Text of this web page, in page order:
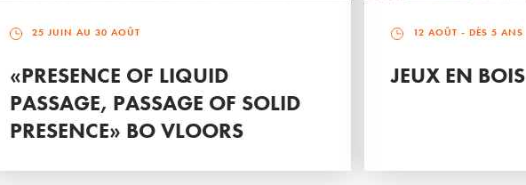
25 JUIN AU 30 AOÛT
«PRESENCE OF LIQUID
PASSAGE, PASSAGE OF SOLID
PRESENCE» BO VLOORS
12 AOÛT - DÈS 5 ANS
JEUX EN BOIS